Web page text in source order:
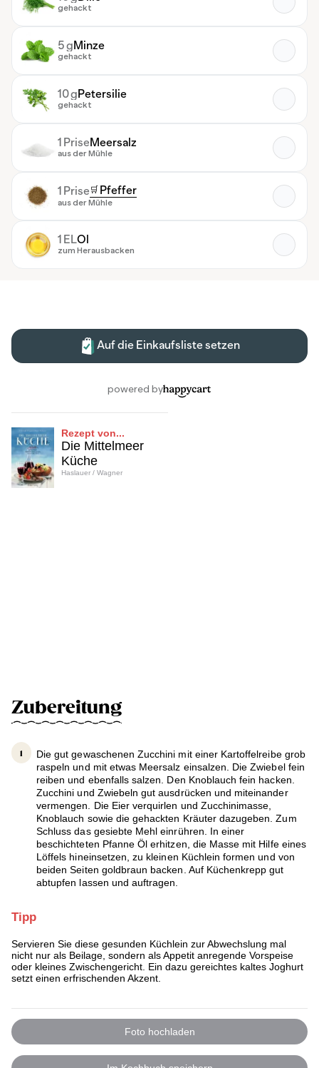
Rezept von...
Die Mittelmeer
Küche
Haslauer / Wagner
Zubereitung
Die gut gewaschenen Zucchini mit einer Kartoffelreibe grob
raspeln und mit etwas Meersalz einsalzen. Die Zwiebel fein
reiben und ebenfalls salzen. Den Knoblauch fein hacken.
Zucchini und Zwiebeln gut ausdrücken und miteinander
vermengen. Die Eier verquirlen und Zucchinimasse,
Knoblauch sowie die gehackten Kräuter dazugeben. Zum
Schluss das gesiebte Mehl einrühren. In einer
beschichteten Pfanne Öl erhitzen, die Masse mit Hilfe eines
Löffels hineinsetzen, zu kleinen Küchlein formen und von
beiden Seiten goldbraun backen. Auf Küchenkrepp gut
abtupfen lassen und auftragen.
Tipp
Servieren Sie diese gesunden Küchlein zur Abwechslung mal
nicht nur als Beilage, sondern als Appetit anregende Vorspeise
oder kleines Zwischengericht. Ein dazu gereichtes kaltes Joghurt
setzt einen erfrischenden Akzent.
Foto hochladen